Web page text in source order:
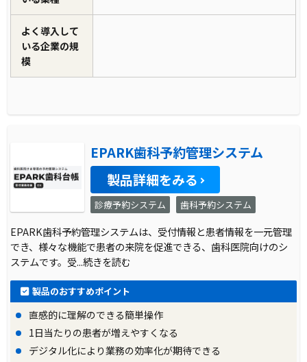
よく導入して
いる企業の規
模
EPARK歯科予約管理システム
製品詳細をみる
診療予約システム 歯科予約システム
EPARK歯科予約管理システムは、受付情報と患者情報を一元管理
でき、様々な機能で患者の来院を促進できる、歯科医院向けのシ
ステムです。受...続きを読む
製品のおすすめポイント
直感的に理解のできる簡単操作
1日当たりの患者が増えやすくなる
デジタル化により業務の効率化が期待できる